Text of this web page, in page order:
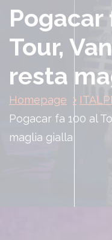
Pogacar
Tour,
resta
Homepage
Pogacar fa 100 al
maglia gialla